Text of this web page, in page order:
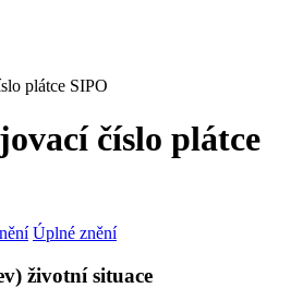
plátce SIPO
číslo plátce
Úplné znění
životní situace